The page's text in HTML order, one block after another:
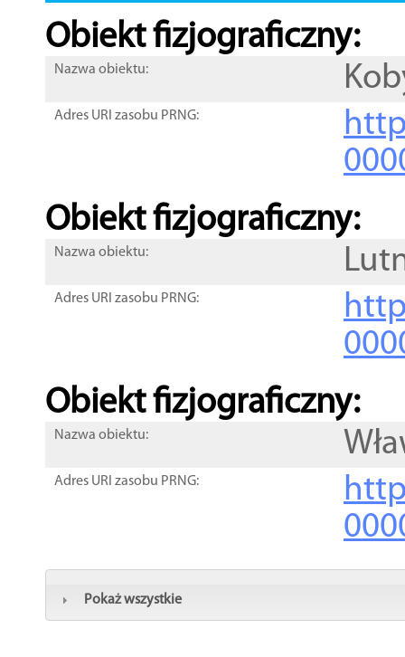
Obiekt fizjograficzny:
Nazwa obiektu:
Adres URI zasobu PRNG:
Obiekt fizjograficzny:
Nazwa obiektu:
Adres URI zasobu PRNG:
Obiekt fizjograficzny:
Nazwa obiektu:
Adres URI zasobu PRNG:
Pokaż wszystkie